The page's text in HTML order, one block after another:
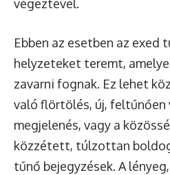
végeztével.
Ebben az esetben az exed
helyzeteket teremt,
zavarni fognak. Ez lehet
való flörtölés, új, feltűnően
megjelenés, vagy a
közzétett, túlzottan
tűnő bejegyzések. A